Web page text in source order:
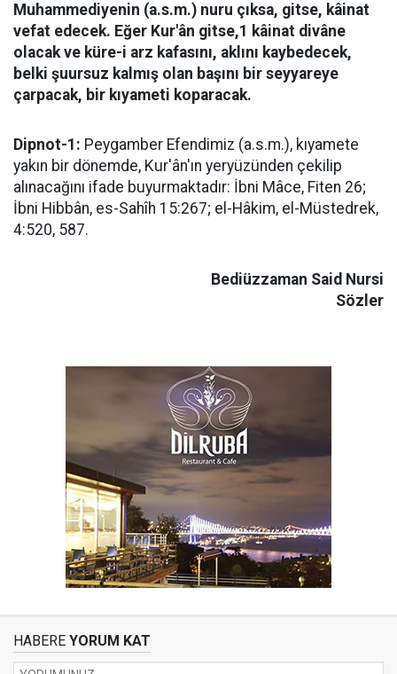
Muhammediyenin (a.s.m.) nuru çıksa, gitse, kâinat
vefat edecek. Eğer Kur'ân gitse,1 kâinat divâne
olacak ve küre-i arz kafasını, aklını kaybedecek,
belki şuursuz kalmış olan başını bir seyyareye
çarpacak, bir kıyameti koparacak.
Dipnot-1: Peygamber Efendimiz (a.s.m.), kıyamete
yakın bir dönemde, Kur'ân'ın yeryüzünden çekilip
alınacağını ifade buyurmaktadır: İbni Mâce, Fiten 26;
İbni Hibbân, es-Sahîh 15:267; el-Hâkim, el-Müstedrek,
4:520, 587.
Bediüzzaman Said Nursi
Sözler
HABERE YORUM KAT